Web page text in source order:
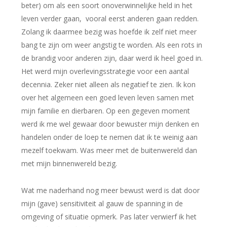
beter) om als een soort onoverwinnelijke held in het
leven verder gaan, vooral eerst anderen gaan redden.
Zolang ik daarmee bezig was hoefde ik zelf niet meer
bang te zijn om weer angstig te worden. Als een rots in
de brandig voor anderen zijn, daar werd ik heel goed in.
Het werd mijn overlevingsstrategie voor een aantal
decennia. Zeker niet alleen als negatief te zien. Ik kon
over het algemeen een goed leven leven samen met
mijn familie en dierbaren. Op een gegeven moment
werd ik me wel gewaar door bewuster mijn denken en
handelen onder de loep te nemen dat ik te weinig aan
mezelf toekwam. Was meer met de buitenwereld dan
met mijn binnenwereld bezig.
Wat me naderhand nog meer bewust werd is dat door
mijn (gave) sensitiviteit al gauw de spanning in de
omgeving of situatie opmerk. Pas later verwierf ik het